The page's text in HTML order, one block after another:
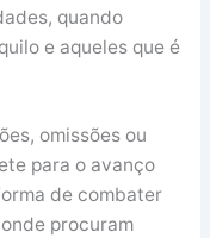
quando
e aqueles que é
omissões ou
para o avanço
de combater
procuram